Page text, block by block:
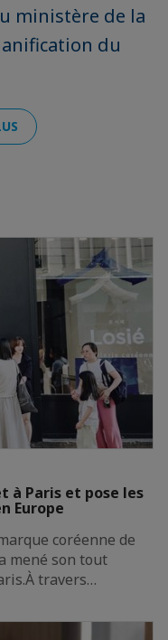
ministère de la
du
à Paris et pose les
Europe
coréenne de
mené son tout
travers…